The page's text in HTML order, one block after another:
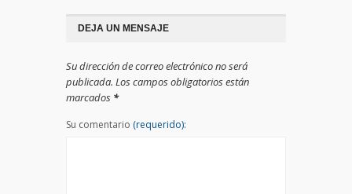
DEJA UN MENSAJE
Su dirección de correo electrónico no será
publicada. Los campos obligatorios están
marcados *
Su comentario (requerido):